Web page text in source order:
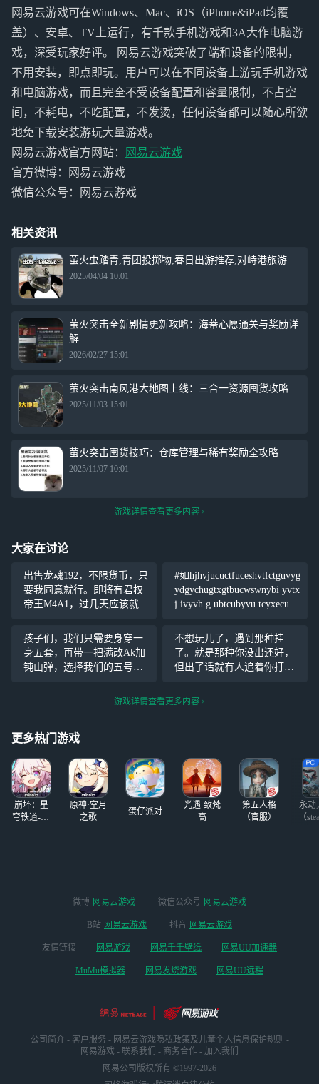
网易云游戏可在Windows、Mac、iOS（iPhone&iPad均覆
盖）、安卓、TV上运行，有千款手机游戏和3A大作电脑游
戏，深受玩家好评。 网易云游戏突破了端和设备的限制，
不用安装，即点即玩。用户可以在不同设备上游玩手机游戏
和电脑游戏，而且完全不受设备配置和容量限制，不占空
间，不耗电，不吃配置，不发烫，任何设备都可以随心所欲
地免下载安装游玩大量游戏。
网易云游戏官方网站：
网易云游戏
官方微博：网易云游戏
微信公众号：网易云游戏
相关资讯
萤火虫踏青,青团投掷物,春日出游推荐,对峙港旅游
2025/04/04 10:01
萤火突击全新剧情更新攻略：海蒂心愿通关与奖励详
解
2026/02/27 15:01
萤火突击南风港大地图上线：三合一资源囤货攻略
2025/11/03 15:01
萤火突击囤货技巧：仓库管理与稀有奖励全攻略
2025/11/07 10:01
游戏详情查看更多内容
大家在讨论
出售龙魂192，不限货币，只
要我同意就行。即将有君权
帝王M4A1，过几天应该就会
就行。名称：史都华德和
（如果不对下面评论一下）
#如hjhvjucuctfuceshvtfctguvyg
ydgychugtxgtbucwswnybi yvtx
j ivyvh g ubtcubyvu tcyxecuvu
孩子们，我们只需要身穿一
身五套，再带一把满改Ak加
钝山弹，选择我们的五号位
大门。翻越围栏在世界的尽
不想玩儿了，遇到那种挂
了。就是那种你没出还好，
但出了话就有人追着你打的
链，正准备跑的时候一对六
游戏详情查看更多内容
更多热门游戏
崩坏：星
穹铁道-4.4
原神·空月
之歌
蛋仔派对
光遇-致梵
高
第五人格
（官服）
永劫
（
微博 网易云游戏 微信公众号 网易云游戏
B站 网易云游戏 抖音 网易云游戏
友情链接 网易游戏 网易千千壁纸 网易UU加速器
MuMu模拟器 网易发烧游戏 网易UU远程
公司简介 - 客户服务 - 网易云游戏隐私政策及儿童个人信息保护规则 -
网易游戏 - 联系我们 - 商务合作 - 加入我们
网易公司版权所有 ©1997-2026